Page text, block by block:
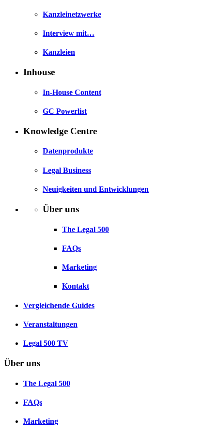
Kanzleinetzwerke
Interview mit…
Kanzleien
Inhouse
In-House Content
GC Powerlist
Knowledge Centre
Datenprodukte
Legal Business
Neuigkeiten und Entwicklungen
Über uns
The Legal 500
FAQs
Marketing
Kontakt
Vergleichende Guides
Veranstaltungen
Legal 500 TV
Über uns
The Legal 500
FAQs
Marketing